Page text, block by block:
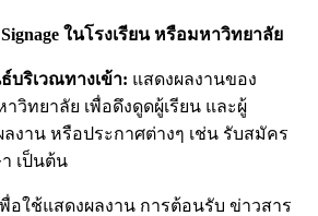
ในโรงเรียน หรือมหาวิทยาลัย
บริเวณทางเข้า: แสดงผลงานของ
าวิทยาลัย เพื่อดึงดูดผู้เรียน และผู้
งาน หรือประกาศต่างๆ เช่น รับสมัคร
เป็นต้น
พื่อใช้แสดงผลงาน การต้อนรับ ข่าวสาร